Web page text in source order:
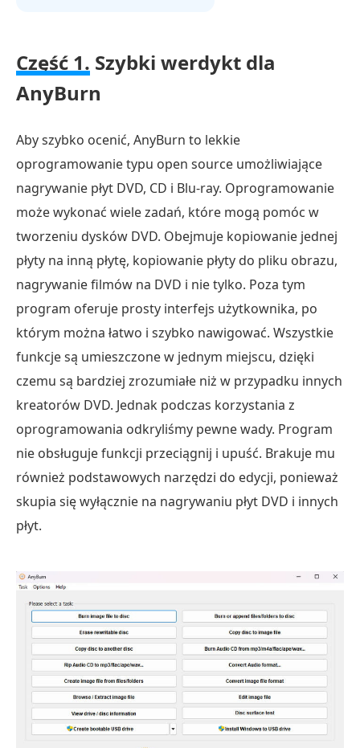
werdykt
na
AnyBurn
Część
2.
Funkcje
zalety
AnyBurn
Część
wady
AnyBurn
4.
Jak
zacząć
Część
5.
Wydajność
AnyBurn
i
ostateczny
werdykt
Część 1. Szybki werdykt dla
AnyBurn
Aby szybko ocenić, AnyBurn to lekkie
oprogramowanie typu open source umożliwiające
nagrywanie płyt DVD, CD i Blu-ray. Oprogramowanie
może wykonać wiele zadań, które mogą pomóc w
tworzeniu dysków DVD. Obejmuje kopiowanie jednej
płyty na inną płytę, kopiowanie płyty do pliku obrazu,
nagrywanie filmów na DVD i nie tylko. Poza tym
program oferuje prosty interfejs użytkownika, po
którym można łatwo i szybko nawigować. Wszystkie
funkcje są umieszczone w jednym miejscu, dzięki
czemu są bardziej zrozumiałe niż w przypadku innych
kreatorów DVD. Jednak podczas korzystania z
oprogramowania odkryliśmy pewne wady. Program
nie obsługuje funkcji przeciągnij i upuść. Brakuje mu
również podstawowych narzędzi do edycji, ponieważ
skupia się wyłącznie na nagrywaniu płyt DVD i innych
płyt.